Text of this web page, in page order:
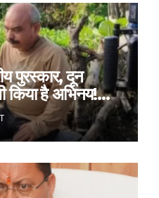
पुरस्कार, दून
किया है अभिनय!
!